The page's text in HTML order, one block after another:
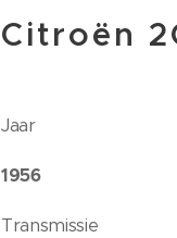
Citroën
Jaar
1956
Transmissie